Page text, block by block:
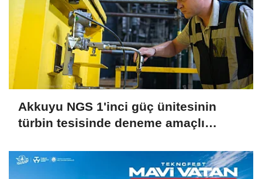
Akkuyu NGS 1'inci güç ünitesinin
türbin tesisinde deneme amaçlı